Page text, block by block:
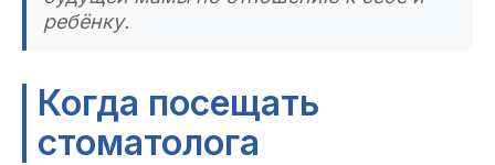
ребёнку.
Когда посещать
стоматолога